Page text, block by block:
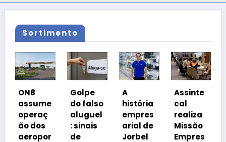
Sortimento
do falso
aluguel
: sinais
de
A
história
empres
arial de
cal
realiza
Missão
Empres
Coalizã
Prosper
a Brasil
cobra